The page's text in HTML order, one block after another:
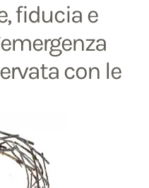
fiducia e
con le